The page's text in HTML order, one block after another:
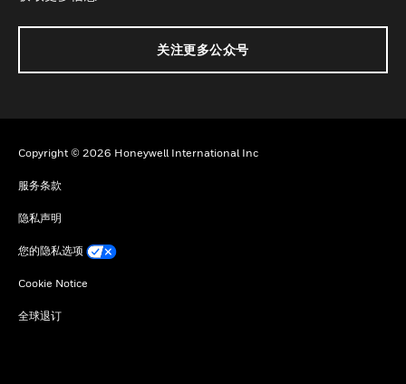
关注更多公众号
Copyright © 2026 Honeywell International Inc
服务条款
隐私声明
您的隐私选项
Cookie Notice
全球退订